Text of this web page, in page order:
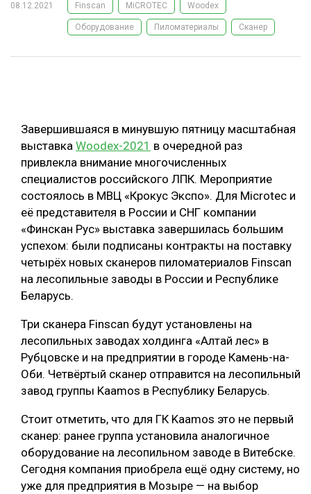
ЛЕСНОЕ ХОЗЯЙСТВО
ЛЕСОЗАГОТОВКА
ОБРАБОТКА ДРЕВЕСИНЫ
ЛЕСОВОССТАНОВЛЕНИЕ И ЗАЩИТА
ЛОГИСТИКА
ПРОИЗВОДСТВО ДРЕВЕСНЫХ ПЛИТ
ЦБП
КОМПЛЕКСНАЯ ПЕРЕРАБОТКА
ДЕРЕВЯННОЕ ДОМОСТРОЕНИЕ
БЕЗОПАСНОЕ ПРОИЗВОДСТВО
СОРТИРОВКА ДРЕВЕСИНЫ
СУШКА ДРЕВЕСИНЫ
МЕБЕЛЬНОЕ ПРОИЗВОДСТВО
ТЕМАТИЧЕСКИЕ ПРОЕКТЫ
ЭКСПЕРТНОЕ МНЕНИЕ
08.12.2021 Finscan MiCROTEC Woodex
Оборудование Пиломатериалы Сканер
Завершившаяся в минувшую пятницу масштабная
выставка Woodex-2021 в очередной раз
привлекла внимание многочисленных
специалистов российского ЛПК. Мероприятие
состоялось в МВЦ «Крокус Экспо». Для Microtec и
её представителя в России и СНГ компании
«Финскан Рус» выставка завершилась большим
успехом: были подписаны контракты на поставку
четырёх новых сканеров пиломатериалов Finscan
на лесопильные заводы в России и Республике
Беларусь.
Три сканера Finscan будут установлены на
лесопильных заводах холдинга «Алтай лес» в
Рубцовске и на предприятии в городе Камень-на-
Оби. Четвёртый сканер отправится на лесопильный
завод группы Kaamos в Республику Беларусь.
Стоит отметить, что для ГК Kaamos это не первый
сканер: ранее группа установила аналогичное
оборудование на лесопильном заводе в Витебске.
Сегодня компания приобрела ещё одну систему, но
уже для предприятия в Мозыре — на выбор